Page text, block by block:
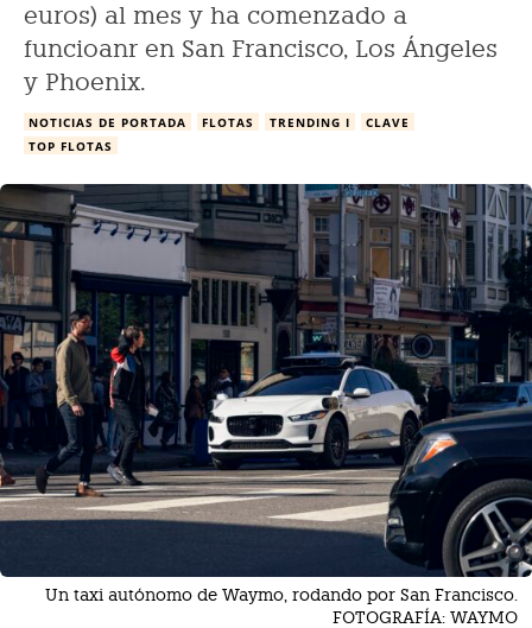
euros) al mes y ha comenzado a
funcioanr en San Francisco, Los Ángeles
y Phoenix.
NOTICIAS DE PORTADA FLOTAS TRENDING I
CLAVE
TOP FLOTAS
Un taxi autónomo de Waymo, rodando por San Francisco.
FOTOGRAFÍA: WAYMO